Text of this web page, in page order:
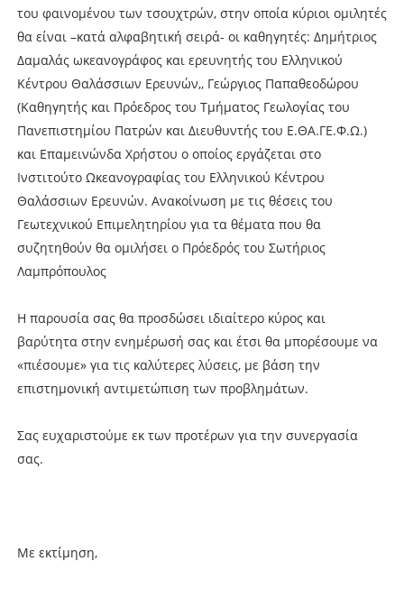
του φαινομένου των τσουχτρών, στην οποία κύριοι ομιλητές
θα είναι –κατά αλφαβητική σειρά- οι καθηγητές: Δημήτριος
Δαμαλάς ωκεανογράφος και ερευνητής του Ελληνικού
Κέντρου Θαλάσσιων Ερευνών,, Γεώργιος Παπαθεοδώρου
(Καθηγητής και Πρόεδρος του Τμήματος Γεωλογίας του
Πανεπιστημίου Πατρών και Διευθυντής του Ε.ΘΑ.ΓΕ.Φ.Ω.)
και Επαμεινώνδα Χρήστου ο οποίος εργάζεται στο
Ινστιτούτο Ωκεανογραφίας του Ελληνικού Κέντρου
Θαλάσσιων Ερευνών. Ανακοίνωση με τις θέσεις του
Γεωτεχνικού Επιμελητηρίου για τα θέματα που θα
συζητηθούν θα ομιλήσει ο Πρόεδρός του Σωτήριος
Λαμπρόπουλος
Η παρουσία σας θα προσδώσει ιδιαίτερο κύρος και
βαρύτητα στην ενημέρωσή σας και έτσι θα μπορέσουμε να
«πιέσουμε» για τις καλύτερες λύσεις, με βάση την
επιστημονική αντιμετώπιση των προβλημάτων.
Σας ευχαριστούμε εκ των προτέρων για την συνεργασία
σας.
Με εκτίμηση,